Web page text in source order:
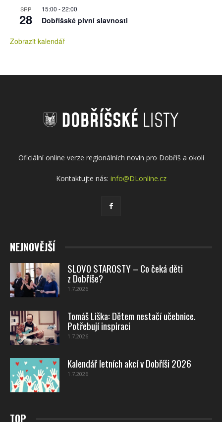
SRP
28
15:00 -22:00
Dobříšské pivní slavnosti
Zobrazit kalendář
Oficiální online verze regionálních novin pro Dobříš a okolí
Kontaktujte nás: info@DLonline.cz
NEJNOVĚJŠÍ
SLOVO STAROSTY – Co čeká děti
z Dobříše?
1.7.2026
Tomáš Liška: Dětem nestačí učebnice.
Potřebují inspiraci
1.7.2026
Kalendář letních akcí v Dobříši 2026
1.7.2026
TOP